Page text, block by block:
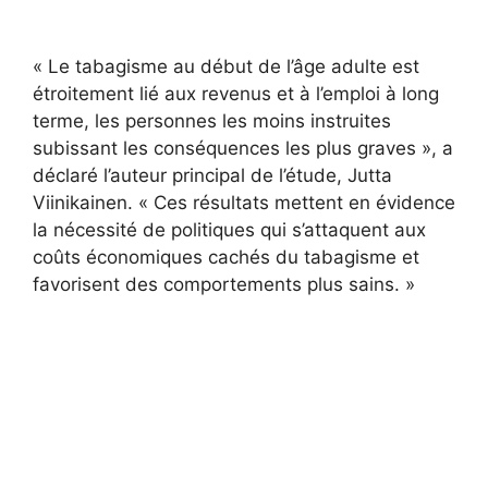
« Le tabagisme au début de l’âge adulte est
étroitement lié aux revenus et à l’emploi à long
terme, les personnes les moins instruites
subissant les conséquences les plus graves », a
déclaré l’auteur principal de l’étude, Jutta
Viinikainen. « Ces résultats mettent en évidence
la nécessité de politiques qui s’attaquent aux
coûts économiques cachés du tabagisme et
favorisent des comportements plus sains. »